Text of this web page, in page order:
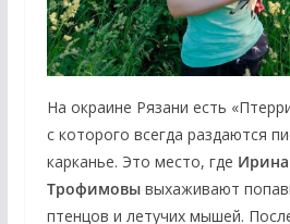
На окраине Рязани есть
с которого всегда раздаются
карканье. Это место, где
Трофимовывыхаживают
птенцов и летучих мышей.